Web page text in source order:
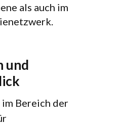
als auch im
und
Bereich der